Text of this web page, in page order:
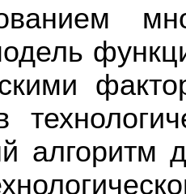
алгоритм